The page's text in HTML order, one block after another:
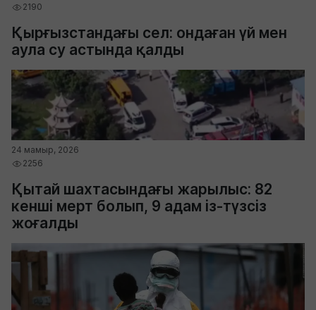
2190
Қырғызстандағы сел: ондаған үй мен
аула су астында қалды
24 мамыр, 2026
2256
Қытай шахтасындағы жарылыс: 82
кенші мерт болып, 9 адам із-түзсіз
жоғалды